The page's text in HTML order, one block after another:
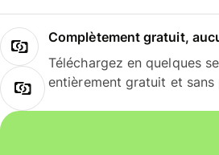
Complètement gratuit,
Téléchargez en quelques
entièrement gratuit et sans